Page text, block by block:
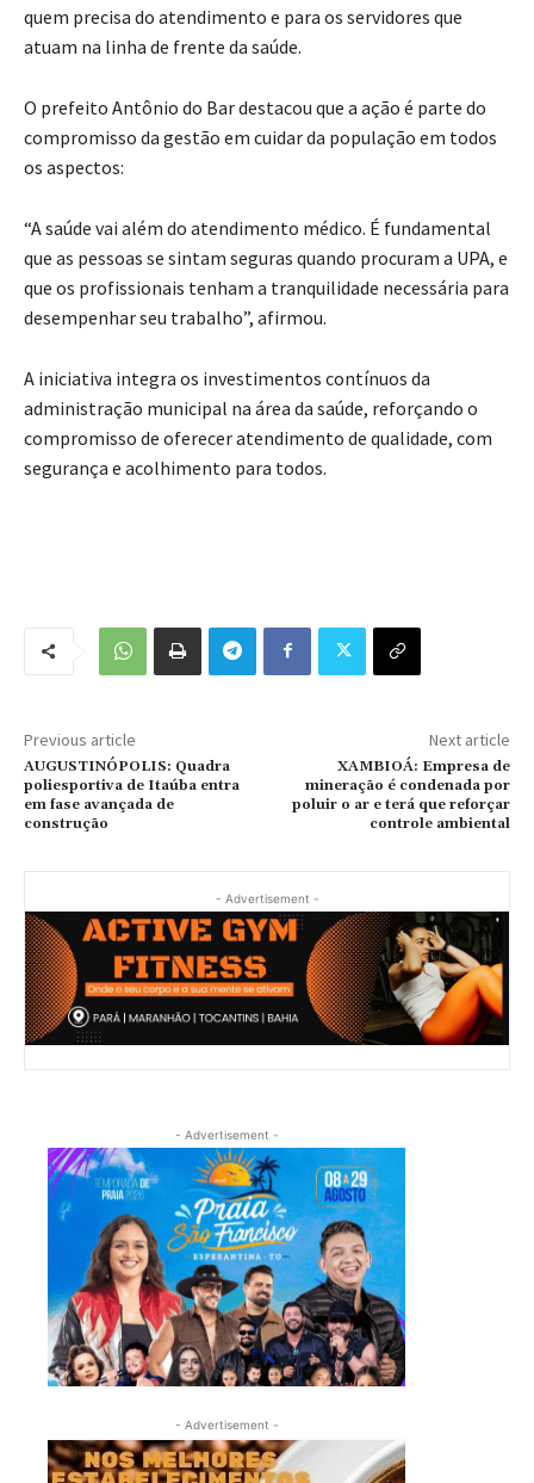
quem precisa do atendimento e para os servidores que
atuam na linha de frente da saúde.
O prefeito Antônio do Bar destacou que a ação é parte do
compromisso da gestão em cuidar da população em todos
os aspectos:
“A saúde vai além do atendimento médico. É fundamental
que as pessoas se sintam seguras quando procuram a UPA, e
que os profissionais tenham a tranquilidade necessária para
desempenhar seu trabalho”, afirmou.
A iniciativa integra os investimentos contínuos da
administração municipal na área da saúde, reforçando o
compromisso de oferecer atendimento de qualidade, com
segurança e acolhimento para todos.
Previous article
AUGUSTINÓPOLIS: Quadra
poliesportiva de Itaúba entra
em fase avançada de
construção
Next article
XAMBIOÁ: Empresa de
mineração é condenada por
poluir o ar e terá que reforçar
controle ambiental
- Advertisement -
- Advertisement -
- Advertisement -